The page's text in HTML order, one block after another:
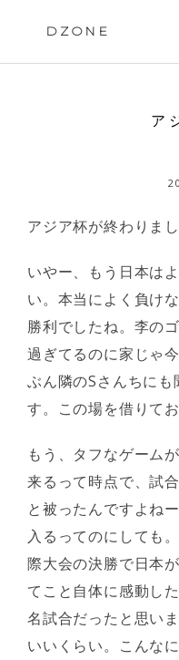
DZONE
ア
アジア杯が終わりまし
いやー、もう日本は
い。本当によく負け
勝利でしたね。李の
過ぎてるのに家じゃ
ぶん隣のSさんちに
す。この場を借りて
もう、タフなゲーム
来るって時点で、試
と被ったんですよね
入るってのにしても
際大会の決勝で日本
てこと自体に感動し
名試合だったと思い
いいくらい。こんな